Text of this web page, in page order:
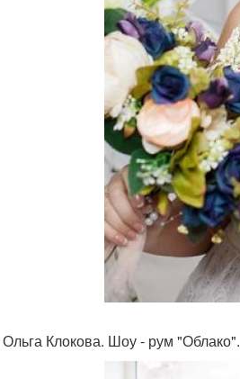
Клокова. Шоу - рум "Облако".